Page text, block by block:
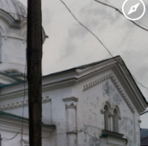
Русі. На честь
[…]